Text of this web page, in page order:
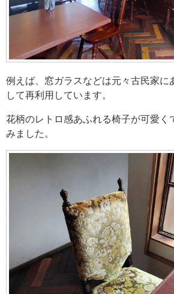
例えば、窓ガラスなどは元々古民家に
して再利用しています。
花柄のレトロ感あふれる椅子が可愛く
みました。